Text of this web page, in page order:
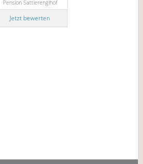
Pension Sattlerenglhof
Jetzt bewerten